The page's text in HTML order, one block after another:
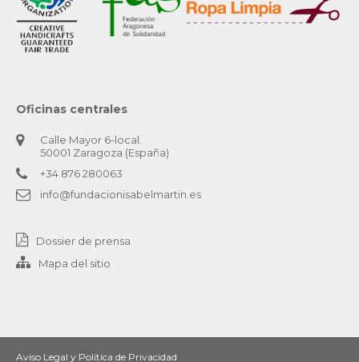
Oficinas centrales
Calle Mayor 6-local.
50001 Zaragoza (España)
+34 876 280063
info@fundacionisabelmartin.es
Dossier de prensa
Mapa del sitio
Aviso Legal y Política de Privacidad